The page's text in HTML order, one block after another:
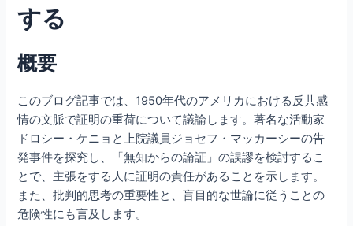
する
概要
このブログ記事では、1950年代のアメリカにおける反共感
情の文脈で証明の重荷について議論します。著名な活動家
ドロシー・ケニョと上院議員ジョセフ・マッカーシーの告
発事件を探究し、「無知からの論証」の誤謬を検討するこ
とで、主張をする人に証明の責任があることを示します。
また、批判的思考の重要性と、盲目的な世論に従うことの
危険性にも言及します。